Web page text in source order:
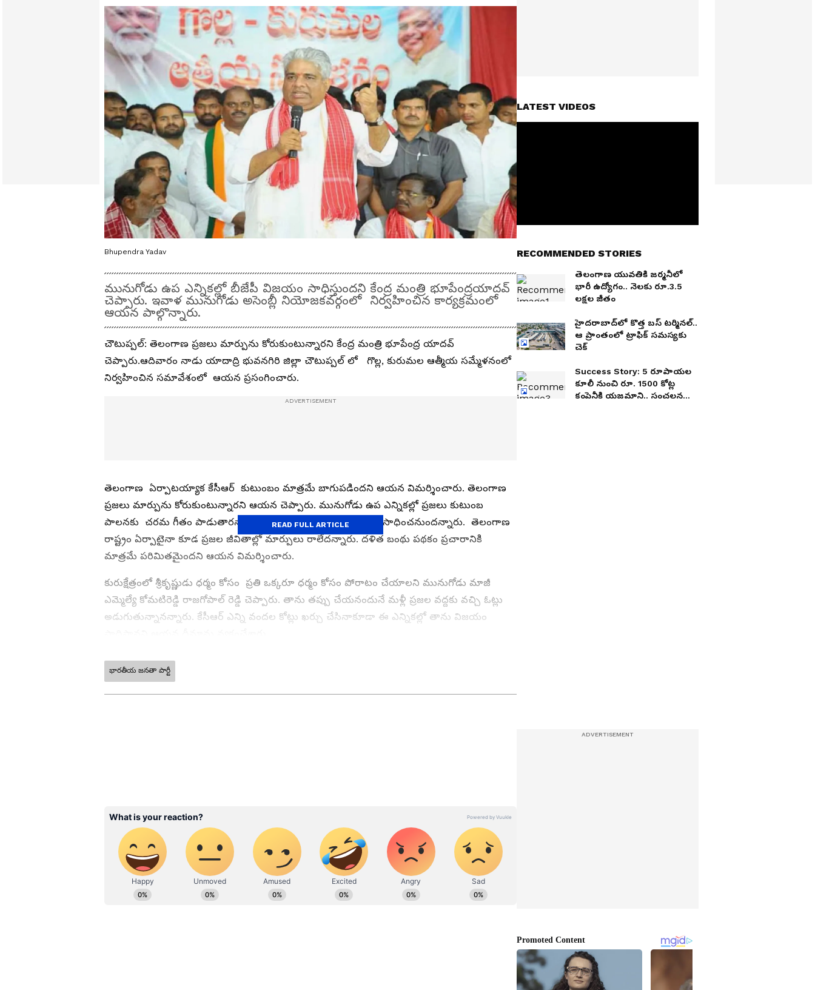
Bhupendra Yadav
మునుగోడు ఉప ఎన్నికల్లో బీజేపీ విజయం సాధిస్తుందని కేంద్ర మంత్రి భూపేంద్రయాదవ్
చెప్పారు. ఇవాళ మునుగోడు అసెంబ్లీ నియోజకవర్గంలో నిర్వహించిన కార్యక్రమంలో
ఆయన పాల్గొన్నారు.
చౌటుప్పల్: తెలంగాణ ప్రజలు మార్పును కోరుకుంటున్నారని కేంద్ర మంత్రి భూపేంద్ర యాదవ్
చెప్పారు.ఆదివారం నాడు యాదాద్రి భువనగిరి జిల్లా చౌటుప్పల్ లో గొల్ల, కురుమల ఆత్మీయ సమ్మేళనంలో
నిర్వహించిన సమావేశంలో ఆయన ప్రసంగించారు.
తెలంగాణ ఏర్పాటయ్యాక కేసీఆర్ కుటుంబం మాత్రమే బాగుపడిందని ఆయన విమర్శించారు. తెలంగాణ
ప్రజలు మార్పును కోరుకుంటున్నారని ఆయన చెప్పారు. మునుగోడు ఉప ఎన్నికల్లో ప్రజలు కుటుంబ
పాలనకు చరమ గీతం పాడుతారన్నారు. మునుగోడులో బీజేపీ విజయం సాధించనుందన్నారు. తెలంగాణ
రాష్ట్రం ఏర్పాటైనా కూడ ప్రజల జీవితాల్లో మార్పులు రాలేదన్నారు. దళిత బంథు పథకం ప్రచారానికి
మాత్రమే పరిమితమైందని ఆయన విమర్శించారు.
కురుక్షేత్రంలో శ్రీకృష్ణుడు ధర్మం కోసం ప్రతి ఒక్కరూ ధర్మం కోసం పోరాటం చేయాలని మునుగోడు మాజీ
ఎమ్మెల్యే కోమటిరెడ్డి రాజగోపాల్ రెడ్డి చెప్పారు. తాను తప్పు చేయనందునే మళ్లీ ప్రజల వద్దకు వచ్చి ఓట్లు
అడుగుతున్నానన్నారు. కేసీఆర్ ఎన్ని వందల కోట్లు ఖర్చు చేసినాకూడా ఈ ఎన్నికల్లో తాను విజయం
మునుగోడులో విజయం సాధించడం కోసం బీజేపీ వ్యూహరచన చేసింది. ఆ పార్టీకి చెందిన కీలక నేతలు,
READ FULL ARTICLE
ABOUT THE AUTHOR
భారతీయ జనతా పార్టీ
LATEST VIDEOS
RECOMMENDED STORIES
తెలంగాణ యువతికి జర్మనీలో
భారీ ఉద్యోగం.. నెలకు రూ.3.5
లక్షల జీతం
హైద‌రాబాద్‌లో కొత్త బ‌స్ ట‌ర్మిన‌ల్‌..
ఆ ప్రాంతంలో ట్రాఫిక్ స‌మ‌స్య‌కు
చెక్
Success Story: 5 రూపాయల
కూలీ నుంచి రూ. 1500 కోట్ల
కంపెనీకి యజమాని.. సంచలన